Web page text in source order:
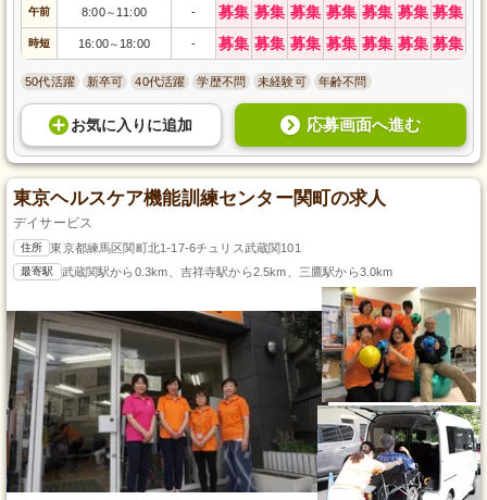
午前 8:00～ 11:00 - 募集 募集 募集 募集 募集 募集 募集
時短 16:00～ 18:00 - 募集 募集 募集 募集 募集 募集 募集
50代活躍 新卒可 40代活躍 学歴不問 未経験可 年齢不問
お気に入り に追加 応募画面へ進む
東京ヘルスケア機能訓練センター関町の求人
デイサービス
住所 東京都練馬区関町北1-17-6チュリス武蔵関101
最寄駅 武蔵関駅から0.3km、吉祥寺駅から2.5km、三鷹駅から3.0km